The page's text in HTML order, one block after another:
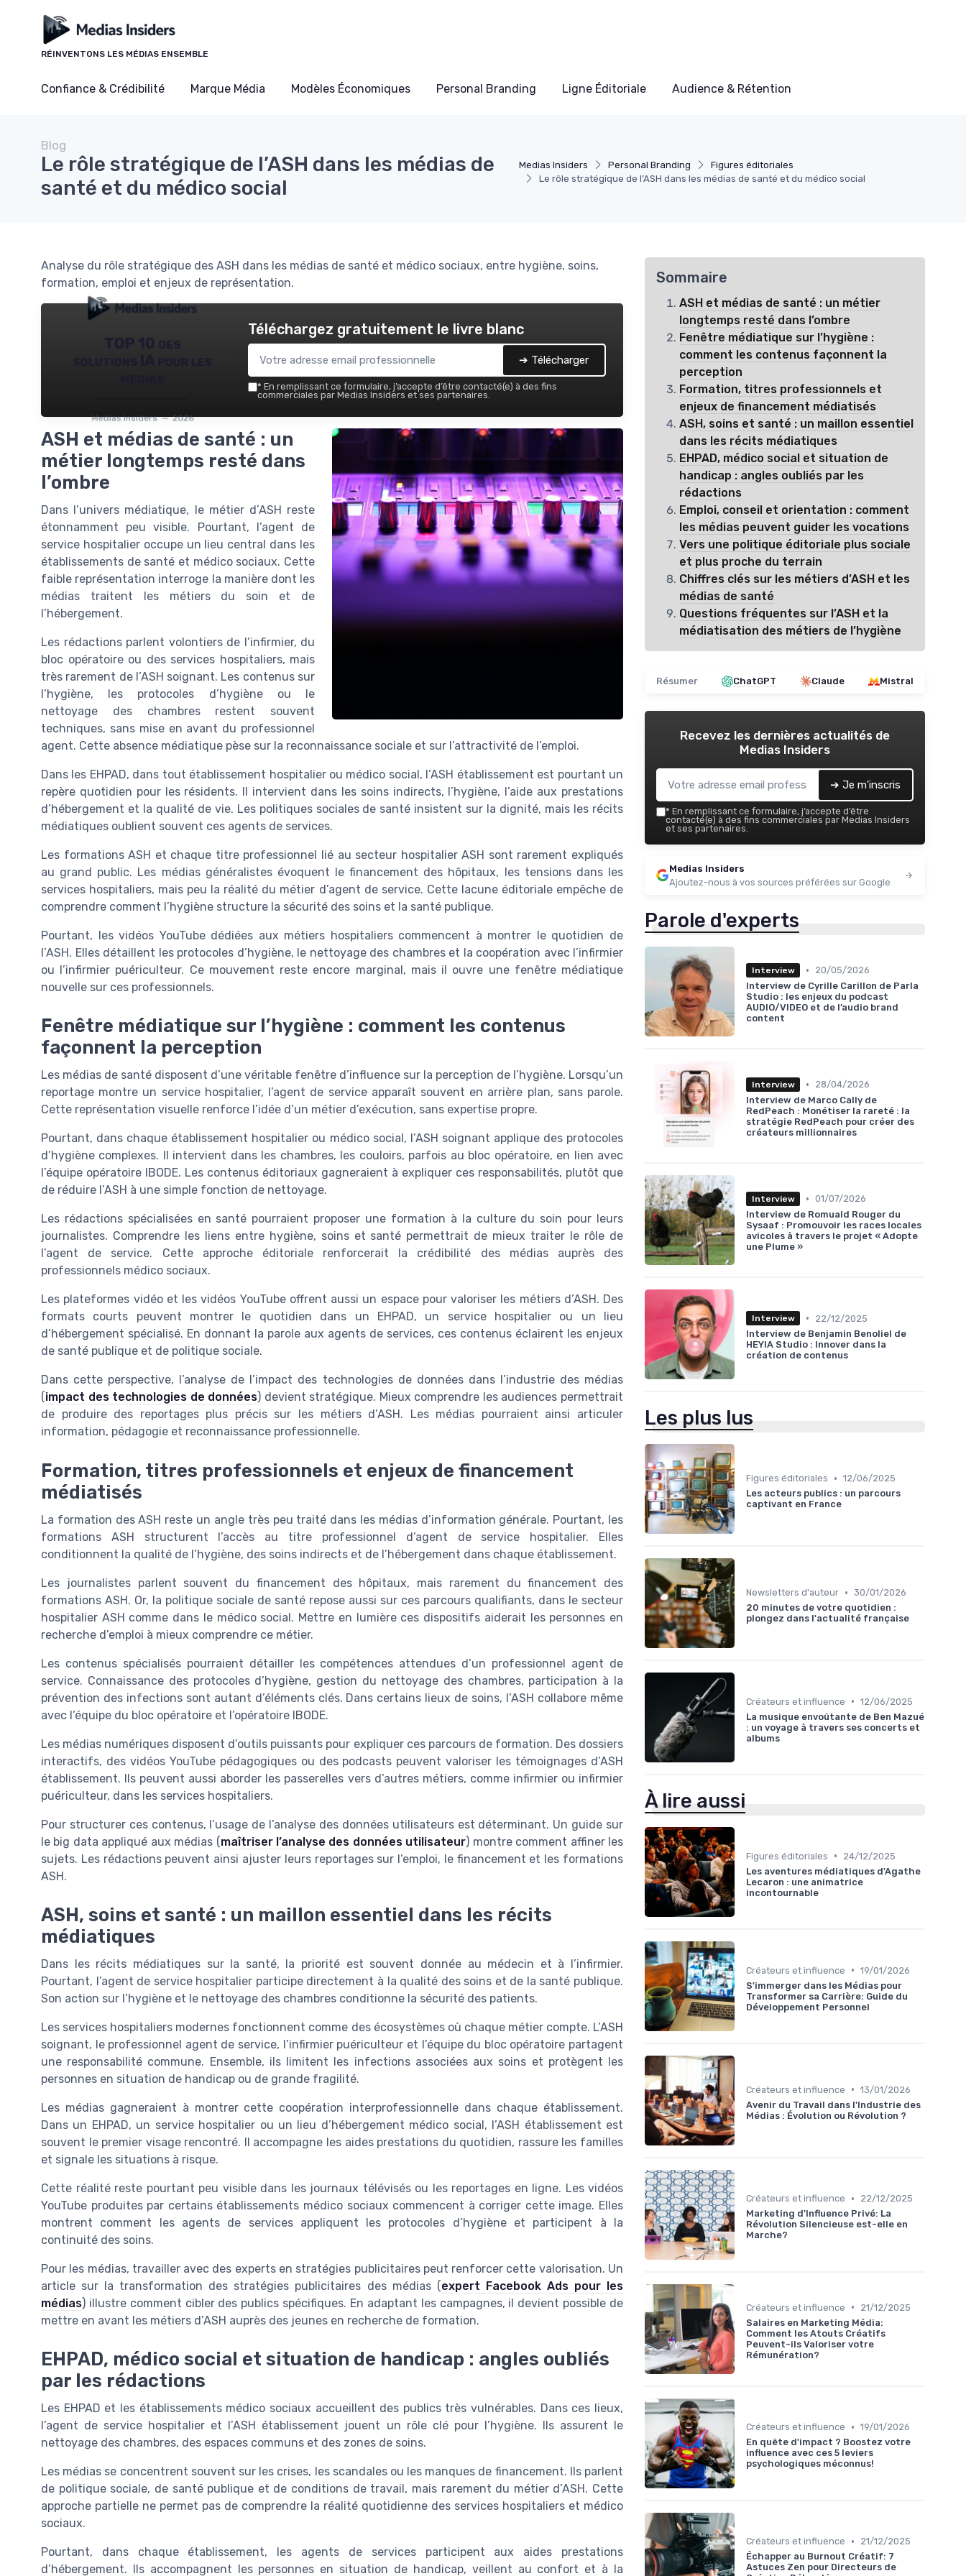
RÉINVENTONS LES MÉDIAS ENSEMBLE
Confiance & Crédibilité Marque Média Modèles Économiques Personal Branding Ligne Éditoriale Audience & Rétention
Medias Insiders Personal Branding
Figures éditoriales
Le rôle stratégique de l’ASH dans les médias de santé et du médico social
Blog
Le rôle stratégique de l’ASH dans les médias de
santé et du médico social
Analyse du rôle stratégique des ASH dans les médias de santé et médico sociaux, entre hygiène, soins,
formation, emploi et enjeux de représentation.
TOP 10 des
Medias Insiders — 2026
Téléchargez gratuitement le livre blanc
➔ Télécharger
* En remplissant ce formulaire, j’accepte d’être contacté(e) à des fins
commerciales par Medias Insiders et ses partenaires.
ASH et médias de santé : un
métier longtemps resté dans
l’ombre
Dans l’univers médiatique, le métier d’ASH reste
étonnamment peu visible. Pourtant, l’agent de
service hospitalier occupe un lieu central dans les
établissements de santé et médico sociaux. Cette
faible représentation interroge la manière dont les
médias traitent les métiers du soin et de
l’hébergement.
Les rédactions parlent volontiers de l’infirmier, du
bloc opératoire ou des services hospitaliers, mais
très rarement de l’ASH soignant. Les contenus sur
l’hygiène, les protocoles d’hygiène ou le
nettoyage des chambres restent souvent
techniques, sans mise en avant du professionnel
agent. Cette absence médiatique pèse sur la reconnaissance sociale et sur l’attractivité de l’emploi.
Dans les EHPAD, dans tout établissement hospitalier ou médico social, l’ASH établissement est pourtant un
repère quotidien pour les résidents. Il intervient dans les soins indirects, l’hygiène, l’aide aux prestations
d’hébergement et la qualité de vie. Les politiques sociales de santé insistent sur la dignité, mais les récits
médiatiques oublient souvent ces agents de services.
Les formations ASH et chaque titre professionnel lié au secteur hospitalier ASH sont rarement expliqués
au grand public. Les médias généralistes évoquent le financement des hôpitaux, les tensions dans les
services hospitaliers, mais peu la réalité du métier d’agent de service. Cette lacune éditoriale empêche de
comprendre comment l’hygiène structure la sécurité des soins et la santé publique.
Pourtant, les vidéos YouTube dédiées aux métiers hospitaliers commencent à montrer le quotidien de
l’ASH. Elles détaillent les protocoles d’hygiène, le nettoyage des chambres et la coopération avec l’infirmier
ou l’infirmier puériculteur. Ce mouvement reste encore marginal, mais il ouvre une fenêtre médiatique
nouvelle sur ces professionnels.
Fenêtre médiatique sur l’hygiène : comment les contenus
façonnent la perception
Les médias de santé disposent d’une véritable fenêtre d’influence sur la perception de l’hygiène. Lorsqu’un
reportage montre un service hospitalier, l’agent de service apparaît souvent en arrière plan, sans parole.
Cette représentation visuelle renforce l’idée d’un métier d’exécution, sans expertise propre.
Pourtant, dans chaque établissement hospitalier ou médico social, l’ASH soignant applique des protocoles
d’hygiène complexes. Il intervient dans les chambres, les couloirs, parfois au bloc opératoire, en lien avec
l’équipe opératoire IBODE. Les contenus éditoriaux gagneraient à expliquer ces responsabilités, plutôt que
de réduire l’ASH à une simple fonction de nettoyage.
Les rédactions spécialisées en santé pourraient proposer une formation à la culture du soin pour leurs
journalistes. Comprendre les liens entre hygiène, soins et santé permettrait de mieux traiter le rôle de
l’agent de service. Cette approche éditoriale renforcerait la crédibilité des médias auprès des
professionnels médico sociaux.
Les plateformes vidéo et les vidéos YouTube offrent aussi un espace pour valoriser les métiers d’ASH. Des
formats courts peuvent montrer le quotidien dans un EHPAD, un service hospitalier ou un lieu
d’hébergement spécialisé. En donnant la parole aux agents de services, ces contenus éclairent les enjeux
de santé publique et de politique sociale.
Dans cette perspective, l’analyse de l’impact des technologies de données dans l’industrie des médias
(impact des technologies de données) devient stratégique. Mieux comprendre les audiences permettrait
de produire des reportages plus précis sur les métiers d’ASH. Les médias pourraient ainsi articuler
information, pédagogie et reconnaissance professionnelle.
Formation, titres professionnels et enjeux de financement
médiatisés
La formation des ASH reste un angle très peu traité dans les médias d’information générale. Pourtant, les
formations ASH structurent l’accès au titre professionnel d’agent de service hospitalier. Elles
conditionnent la qualité de l’hygiène, des soins indirects et de l’hébergement dans chaque établissement.
Les journalistes parlent souvent du financement des hôpitaux, mais rarement du financement des
formations ASH. Or, la politique sociale de santé repose aussi sur ces parcours qualifiants, dans le secteur
hospitalier ASH comme dans le médico social. Mettre en lumière ces dispositifs aiderait les personnes en
recherche d’emploi à mieux comprendre ce métier.
Les contenus spécialisés pourraient détailler les compétences attendues d’un professionnel agent de
service. Connaissance des protocoles d’hygiène, gestion du nettoyage des chambres, participation à la
prévention des infections sont autant d’éléments clés. Dans certains lieux de soins, l’ASH collabore même
avec l’équipe du bloc opératoire et l’opératoire IBODE.
Les médias numériques disposent d’outils puissants pour expliquer ces parcours de formation. Des dossiers
interactifs, des vidéos YouTube pédagogiques ou des podcasts peuvent valoriser les témoignages d’ASH
établissement. Ils peuvent aussi aborder les passerelles vers d’autres métiers, comme infirmier ou infirmier
puériculteur, dans les services hospitaliers.
Pour structurer ces contenus, l’usage de l’analyse des données utilisateurs est déterminant. Un guide sur
le big data appliqué aux médias (maîtriser l’analyse des données utilisateur) montre comment affiner les
sujets. Les rédactions peuvent ainsi ajuster leurs reportages sur l’emploi, le financement et les formations
ASH.
ASH, soins et santé : un maillon essentiel dans les récits
médiatiques
Dans les récits médiatiques sur la santé, la priorité est souvent donnée au médecin et à l’infirmier.
Pourtant, l’agent de service hospitalier participe directement à la qualité des soins et de la santé publique.
Son action sur l’hygiène et le nettoyage des chambres conditionne la sécurité des patients.
Les services hospitaliers modernes fonctionnent comme des écosystèmes où chaque métier compte. L’ASH
soignant, le professionnel agent de service, l’infirmier puériculteur et l’équipe du bloc opératoire partagent
une responsabilité commune. Ensemble, ils limitent les infections associées aux soins et protègent les
personnes en situation de handicap ou de grande fragilité.
Les médias gagneraient à montrer cette coopération interprofessionnelle dans chaque établissement.
Dans un EHPAD, un service hospitalier ou un lieu d’hébergement médico social, l’ASH établissement est
souvent le premier visage rencontré. Il accompagne les aides prestations du quotidien, rassure les familles
et signale les situations à risque.
Cette réalité reste pourtant peu visible dans les journaux télévisés ou les reportages en ligne. Les vidéos
YouTube produites par certains établissements médico sociaux commencent à corriger cette image. Elles
montrent comment les agents de services appliquent les protocoles d’hygiène et participent à la
continuité des soins.
Pour les médias, travailler avec des experts en stratégies publicitaires peut renforcer cette valorisation. Un
article sur la transformation des stratégies publicitaires des médias (expert Facebook Ads pour les
médias) illustre comment cibler des publics spécifiques. En adaptant les campagnes, il devient possible de
mettre en avant les métiers d’ASH auprès des jeunes en recherche de formation.
EHPAD, médico social et situation de handicap : angles oubliés
par les rédactions
Les EHPAD et les établissements médico sociaux accueillent des publics très vulnérables. Dans ces lieux,
l’agent de service hospitalier et l’ASH établissement jouent un rôle clé pour l’hygiène. Ils assurent le
nettoyage des chambres, des espaces communs et des zones de soins.
Les médias se concentrent souvent sur les crises, les scandales ou les manques de financement. Ils parlent
de politique sociale, de santé publique et de conditions de travail, mais rarement du métier d’ASH. Cette
approche partielle ne permet pas de comprendre la réalité quotidienne des services hospitaliers et médico
sociaux.
Pourtant, dans chaque établissement, les agents de services participent aux aides prestations
d’hébergement. Ils accompagnent les personnes en situation de handicap, veillent au confort et à la
Sommaire
ASH et médias de santé : un métier
longtemps resté dans l’ombre
Fenêtre médiatique sur l’hygiène :
comment les contenus façonnent la
perception
Formation, titres professionnels et
enjeux de financement médiatisés
ASH, soins et santé : un maillon essentiel
dans les récits médiatiques
EHPAD, médico social et situation de
handicap : angles oubliés par les
rédactions
Emploi, conseil et orientation : comment
les médias peuvent guider les vocations
Vers une politique éditoriale plus sociale
et plus proche du terrain
Chiffres clés sur les métiers d’ASH et les
médias de santé
Questions fréquentes sur l’ASH et la
médiatisation des métiers de l’hygiène
Résumer ChatGPT Claude Mistral
Recevez les dernières actualités de
Medias Insiders
➔ Je m'inscris
* En remplissant ce formulaire, j’accepte d’être
contacté(e) à des fins commerciales par Medias Insiders
et ses partenaires.
Medias Insiders
Ajoutez-nous à vos sources préférées sur Google
Parole d'experts
Interview •
20/05/2026
Interview de Cyrille Carillon de Parla
Studio : les enjeux du podcast
AUDIO/VIDEO et de l’audio brand
content
Interview •
28/04/2026
Interview de Marco Cally de
RedPeach : Monétiser la rareté : la
stratégie RedPeach pour créer des
créateurs millionnaires
Interview • 01/07/2026
Interview de Romuald Rouger du
Sysaaf : Promouvoir les races locales
avicoles à travers le projet « Adopte
une Plume »
Interview •
22/12/2025
Interview de Benjamin Benoliel de
HEYIA Studio : Innover dans la
création de contenus
Les plus lus
Figures éditoriales • 12/06/2025
Les acteurs publics : un parcours
captivant en France
Newsletters d'auteur • 30/01/2026
20 minutes de votre quotidien :
plongez dans l'actualité française
Créateurs et influence • 12/06/2025
La musique envoûtante de Ben Mazué
: un voyage à travers ses concerts et
albums
À lire aussi
Figures éditoriales •
24/12/2025
Les aventures médiatiques d'Agathe
Lecaron : une animatrice
incontournable
Créateurs et influence • 19/01/2026
S'immerger dans les Médias pour
Transformer sa Carrière: Guide du
Développement Personnel
Créateurs et influence • 13/01/2026
Avenir du Travail dans l'Industrie des
Médias : Évolution ou Révolution ?
Créateurs et influence •
22/12/2025
Marketing d'Influence Privé: La
Révolution Silencieuse est-elle en
Marche?
Créateurs et influence •
21/12/2025
Salaires en Marketing Média:
Comment les Atouts Créatifs
Peuvent-ils Valoriser votre
Rémunération?
Créateurs et influence • 19/01/2026
En quête d'impact ? Boostez votre
influence avec ces 5 leviers
psychologiques méconnus!
Créateurs et influence •
21/12/2025
Échapper au Burnout Créatif: 7
Astuces Zen pour Directeurs de